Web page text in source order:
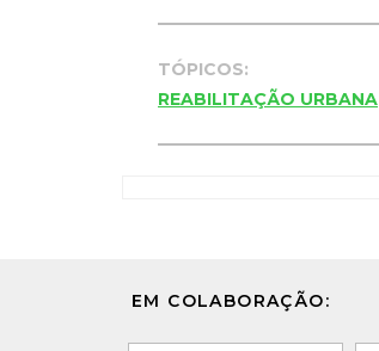
TÓPICOS:
REABILITAÇÃO URBANA
EM COLABORAÇÃO: